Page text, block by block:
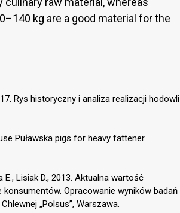
kg are a good material for the
Rys historyczny i analiza realizacji hodowli
Puławska pigs for heavy fattener
E., Lisiak D., 2013. Aktualna wartość
Opracowanie wyników badań
„Polsus”, Warszawa.